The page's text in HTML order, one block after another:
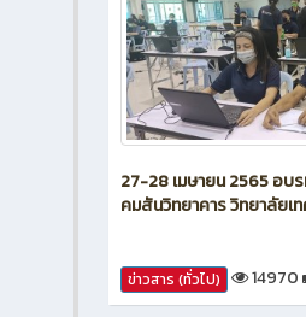
27-28 เมษายน 2565 อบ
คมสันวิทยาคาร วิทยาลัยเ
ข่าวสาร (ทั่วไป) 14970